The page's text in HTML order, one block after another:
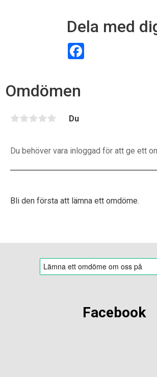
Dela med
Omdömen
Du
Bli den första att lämna ett omdöme.
Facebook